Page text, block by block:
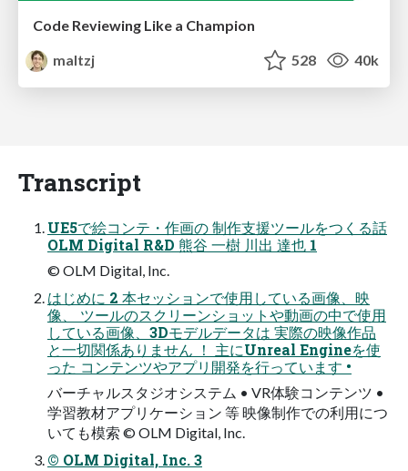
Code Reviewing Like a Champion
maltzj
528 40k
Transcript
UE5で絵コンテ・作画の 制作支援ツールをつくる話
OLM Digital R&D 熊谷 一樹 川出 達也 1
© OLM Digital, Inc.
はじめに 2 本セッションで使用している画像、映
像、 ツールのスクリーンショットや動画の中で使用
している画像、3Dモデルデータは 実際の映像作品
と一切関係ありません ！ 主にUnreal Engineを使
った コンテンツやアプリ開発を行っています •
バーチャルスタジオシステム • VR体験コンテンツ •
学習教材アプリケーション 等 映像制作での利用につ
いても模索 © OLM Digital, Inc.
© OLM Digital, Inc. 3